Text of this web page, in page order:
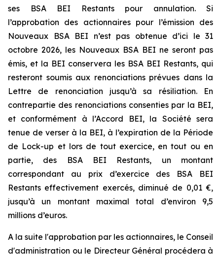
ses BSA BEI Restants pour annulation. Si
l’approbation des actionnaires pour l’émission des
Nouveaux BSA BEI n’est pas obtenue d’ici le 31
octobre 2026, les Nouveaux BSA BEI ne seront pas
émis, et la BEI conservera les BSA BEI Restants, qui
resteront soumis aux renonciations prévues dans la
Lettre de renonciation jusqu’à sa résiliation. En
contrepartie des renonciations consenties par la BEI,
et conformément à l’Accord BEI, la Société sera
tenue de verser à la BEI, à l’expiration de la Période
de Lock-up et lors de tout exercice, en tout ou en
partie, des BSA BEI Restants, un montant
correspondant au prix d’exercice des BSA BEI
Restants effectivement exercés, diminué de 0,01 €,
jusqu’à un montant maximal total d’environ 9,5
millions d’euros.
A la suite l'approbation par les actionnaires, le Conseil
d'administration ou le Directeur Général procédera à